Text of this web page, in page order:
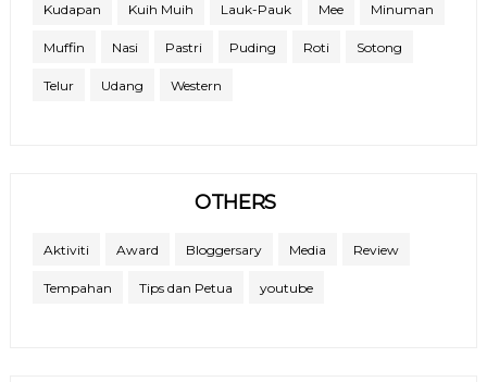
Kudapan Kuih Muih Lauk-Pauk Mee Minuman
Muffin Nasi Pastri Puding Roti Sotong
Telur Udang Western
OTHERS
Aktiviti Award Bloggersary Media Review
Tempahan Tips dan Petua youtube